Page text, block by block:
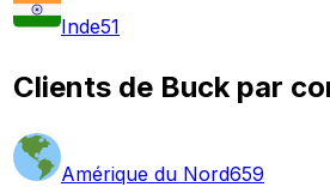
Inde51
Clients de Buck par
Amérique du Nord659